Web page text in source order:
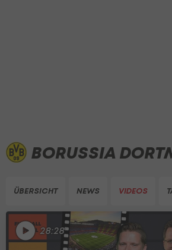
BORUSSIA
ÜBERSICHT NEWS VIDEOS
28:28